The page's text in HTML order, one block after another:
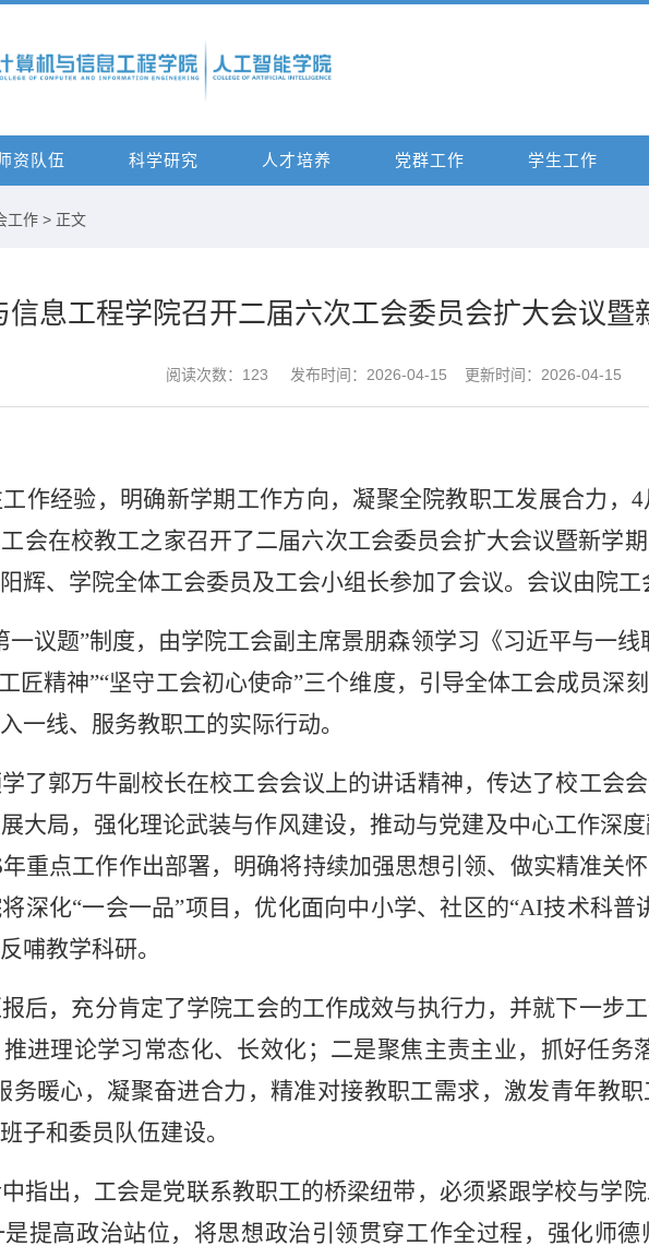
资队伍 科学研究 人才培养 党群工作 学生工作
工作 > 正文
信息工程学院召开二届六次工会委员会扩大会议暨
阅读次数： 123 发布时间：2026-04-15 更新时间：2026-04-15
作经验，明确新学期工作方向，凝聚全院教职工发展合力，4
会在校教工之家召开了二届六次工会委员会扩大会议暨新学
辉、学院全体工会委员及工会小组长参加了会议。会议由院工
一议题”制度，由学院工会副主席景朋森领学习《习近平与一
匠精神”“坚守工会初心使命”三个维度，引导全体工会成员深
一线、服务教职工的实际行动。
了郭万牛副校长在校工会会议上的讲话精神，传达了校工会
大局，强化理论武装与作风建设，推动与党建及中心工作深
年重点工作作出部署，明确将持续加强思想引领、做实精准关
深化“一会一品”项目，优化面向中小学、社区的“AI技术科普
哺教学科研。
后，充分肯定了学院工会的工作成效与执行力，并就下一步
进理论学习常态化、长效化；二是聚焦主责主业，抓好任务
务暖心，凝聚奋进合力，精准对接教职工需求，激发青年教
子和委员队伍建设。
指出，工会是党联系教职工的桥梁纽带，必须紧跟学校与学
提高政治站位，将思想政治引领贯穿工作全过程，强化师